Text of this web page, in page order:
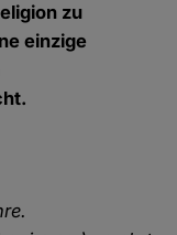
zu
einzige